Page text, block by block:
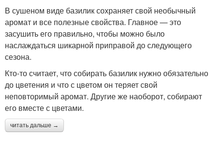
В сушеном виде базилик сохраняет свой необычный
аромат и все полезные свойства. Главное — это
засушить его правильно, чтобы можно было
наслаждаться шикарной приправой до следующего
сезона.
Кто-то считает, что собирать базилик нужно обязательно
до цветения и что с цветом он теряет свой
неповторимый аромат. Другие же наоборот, собирают
его вместе с цветами.
читать дальше →